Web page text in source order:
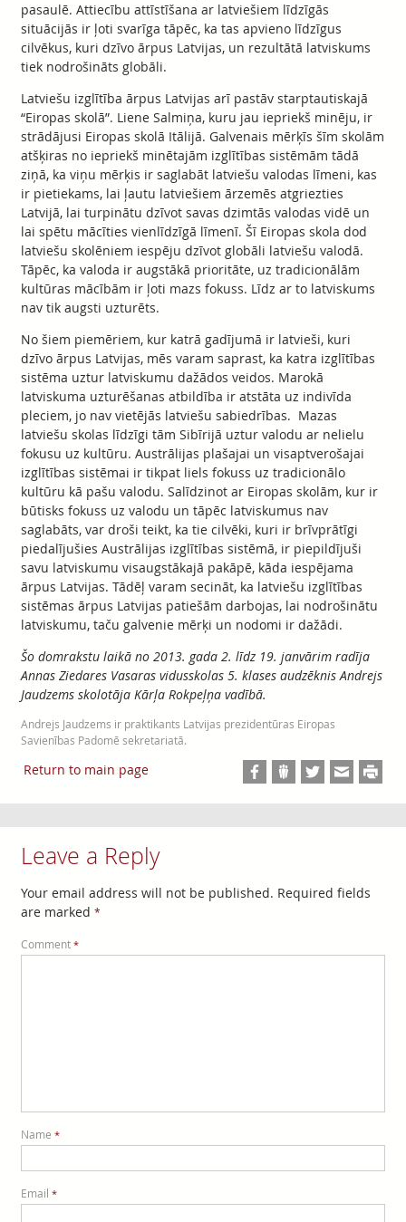
pasaulē. Attiecību attīstīšana ar latviešiem līdzīgās
situācijās ir ļoti svarīga tāpēc, ka tas apvieno līdzīgus
cilvēkus, kuri dzīvo ārpus Latvijas, un rezultātā latviskums
tiek nodrošināts globāli.
Latviešu izglītība ārpus Latvijas arī pastāv starptautiskajā
“Eiropas skolā”. Liene Salmiņa, kuru jau iepriekš minēju, ir
strādājusi Eiropas skolā Itālijā. Galvenais mērķīs šīm skolām
atšķiras no iepriekš minētajām izglītības sistēmām tādā
ziņā, ka viņu mērķis ir saglabāt latviešu valodas līmeni, kas
ir pietiekams, lai ļautu latviešiem ārzemēs atgriezties
Latvijā, lai turpinātu dzīvot savas dzimtās valodas vidē un
lai spētu mācīties vienlīdzīgā līmenī. Šī Eiropas skola dod
latviešu skolēniem iespēju dzīvot globāli latviešu valodā.
Tāpēc, ka valoda ir augstākā prioritāte, uz tradicionālām
kultūras mācībām ir ļoti mazs fokuss. Līdz ar to latviskums
nav tik augsti uzturēts.
No šiem piemēriem, kur katrā gadījumā ir latvieši, kuri
dzīvo ārpus Latvijas, mēs varam saprast, ka katra izglītības
sistēma uztur latviskumu dažādos veidos. Marokā
latviskuma uzturēšanas atbildība ir atstāta uz indivīda
pleciem, jo nav vietējās latviešu sabiedrības. Mazas
latviešu skolas līdzīgi tām Sibīrijā uztur valodu ar nelielu
fokusu uz kultūru. Austrālijas plašajai un visaptverošajai
izglītības sistēmai ir tikpat liels fokuss uz tradicionālo
kultūru kā pašu valodu. Salīdzinot ar Eiropas skolām, kur ir
būtisks fokuss uz valodu un tāpēc latviskumus nav
saglabāts, var droši teikt, ka tie cilvēki, kuri ir brīvprātīgi
piedalījušies Austrālijas izglītības sistēmā, ir piepildījuši
savu latviskumu visaugstākajā pakāpē, kāda iespējama
ārpus Latvijas. Tādēļ varam secināt, ka latviešu izglītības
sistēmas ārpus Latvijas patiešām darbojas, lai nodrošinātu
latviskumu, taču galvenie mērķi un nodomi ir dažādi.
Šo domrakstu laikā no 2013. gada 2. līdz 19. janvārim radīja
Annas Ziedares Vasaras vidusskolas 5. klases audzēknis Andrejs
Jaudzems skolotāja Kārļa Rokpeļņa vadībā.
Andrejs Jaudzems ir praktikants Latvijas prezidentūras Eiropas
Savienības Padomē sekretariatā.
Return to main page
Leave a Reply
Your email address will not be published. Required fields
are marked *
Comment *
Name *
Email *